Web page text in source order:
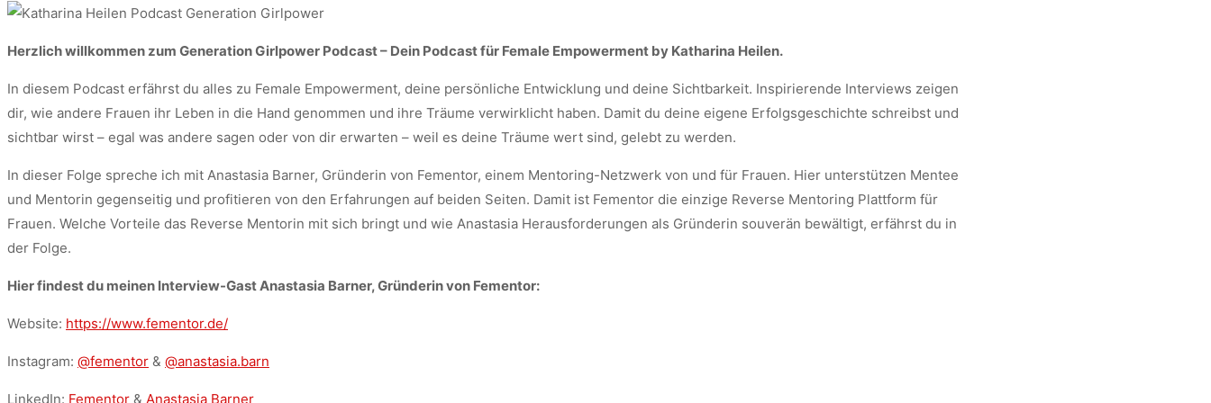
Herzlich willkommen zum Generation Girlpower Podcast – Dein Podcast für Female Empowerment by Katharina Heilen.
In diesem Podcast erfährst du alles zu Female Empowerment, deine persönliche Entwicklung und deine Sichtbarkeit. Inspirierende Interviews zeigen
dir, wie andere Frauen ihr Leben in die Hand genommen und ihre Träume verwirklicht haben. Damit du deine eigene Erfolgsgeschichte schreibst und
sichtbar wirst – egal was andere sagen oder von dir erwarten – weil es deine Träume wert sind, gelebt zu werden.
In dieser Folge spreche ich mit Anastasia Barner, Gründerin von Fementor, einem Mentoring-Netzwerk von und für Frauen. Hier unterstützen Mentee
und Mentorin gegenseitig und profitieren von den Erfahrungen auf beiden Seiten. Damit ist Fementor die einzige Reverse Mentoring Plattform für
Frauen. Welche Vorteile das Reverse Mentorin mit sich bringt und wie Anastasia Herausforderungen als Gründerin souverän bewältigt, erfährst du in
der Folge.
Hier findest du meinen Interview-Gast Anastasia Barner, Gründerin von Fementor:
Website: https://www.fementor.de/
Instagram: @fementor & @anastasia.barn
LinkedIn: Fementor & Anastasia Barner